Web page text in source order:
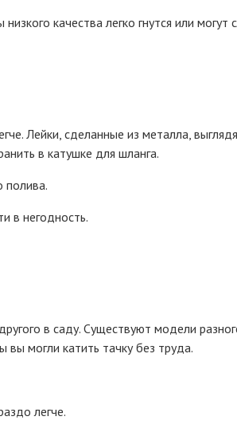
качества легко гнутся или могут
Лейки, сделанные из металла,
в катушке для шланга.
полива.
в негодность.
в саду. Существуют модели
могли катить тачку без труда.
легче.